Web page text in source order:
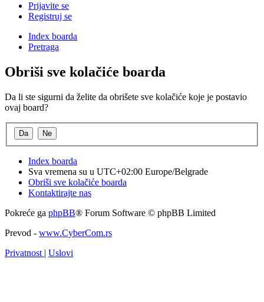
Prijavite se
Registruj se
Index boarda
Pretraga
Obriši sve kolačiće boarda
Da li ste sigurni da želite da obrišete sve kolačiće koje je postavio
ovaj board?
Index boarda
Sva vremena su u UTC+02:00 Europe/Belgrade
Obriši sve kolačiće boarda
Kontaktirajte nas
Pokreće ga phpBB® Forum Software © phpBB Limited
Prevod - www.CyberCom.rs
Privatnost | Uslovi